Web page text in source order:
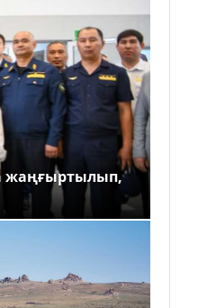
жаңғыртылып,